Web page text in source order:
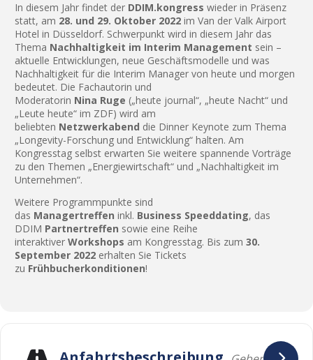
In diesem Jahr findet der DDIM.kongress wieder in Präsenz
statt, am 28. und 29. Oktober 2022 im Van der Valk Airport
Hotel in Düsseldorf. Schwerpunkt wird in diesem Jahr das
Thema Nachhaltigkeit im Interim Management sein –
aktuelle Entwicklungen, neue Geschäftsmodelle und was
Nachhaltigkeit für die Interim Manager von heute und morgen
bedeutet. Die Fachautorin und
Moderatorin Nina Ruge („heute journal“, „heute Nacht“ und
„Leute heute“ im ZDF) wird am
beliebten Netzwerkabend die Dinner Keynote zum Thema
„Longevity-Forschung und Entwicklung“ halten. Am
Kongresstag selbst erwarten Sie weitere spannende Vorträge
zu den Themen „Energiewirtschaft“ und „Nachhaltigkeit im
Unternehmen“.
Weitere Programmpunkte sind
das Managertreffen inkl. Business Speeddating, das
DDIM Partnertreffen sowie eine Reihe
interaktiver Workshops am Kongresstag. Bis zum 30.
September 2022 erhalten Sie Tickets
zu Frühbucherkonditionen!